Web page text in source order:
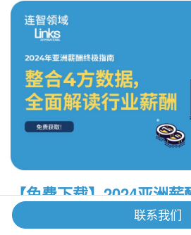
【免费下载】2024亚洲薪
命科学和医疗健康行业看点
联系我们